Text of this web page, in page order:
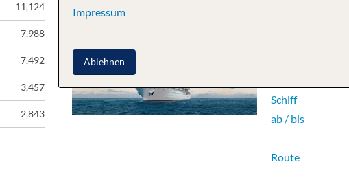
11,124
7,988
7,492
3,457
2,843
Schiff
ab / bis
Route
Impressum
Ablehnen